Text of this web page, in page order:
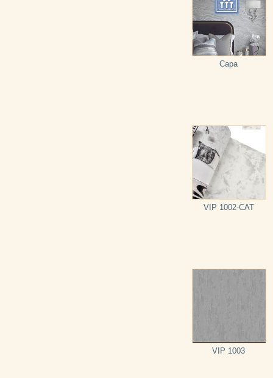
Capa
VIP 1002-CAT
VIP 1003